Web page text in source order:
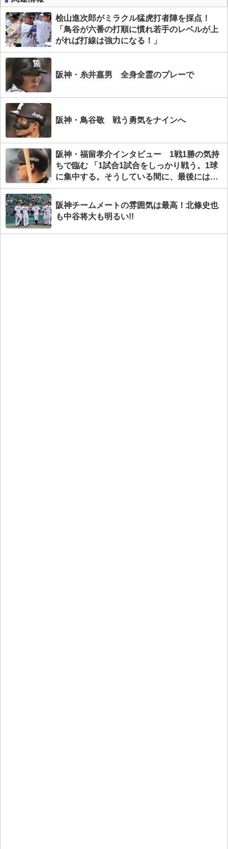
桧山進次郎がミラクル猛虎打者陣を採点！
「鳥谷が六番の打順に慣れ若手のレベルが上
がれば打線は強力になる！」
阪神・糸井嘉男 全身全霊のプレーで
阪神・鳥谷敬 戦う勇気をナインへ
阪神・福留孝介インタビュー 1戦1勝の気持
ちで臨む 「1試合1試合をしっかり戦う。1球
に集中する。そうしている間に、最後には必
ず結果が出る」
阪神チームメートの雰囲気は最高！北條史也
も中谷将大も明るい!!